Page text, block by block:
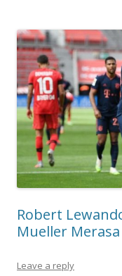
Robert
Mueller
Leave a reply